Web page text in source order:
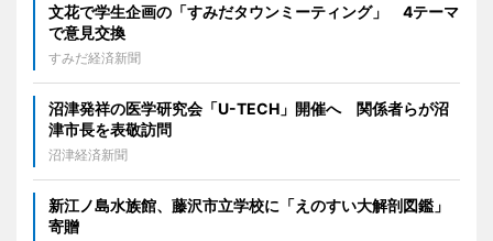
文花で学生企画の「すみだタウンミーティング」 4テーマ
で意見交換
すみだ経済新聞
沼津発祥の医学研究会「U-TECH」開催へ 関係者らが沼
津市長を表敬訪問
沼津経済新聞
新江ノ島水族館、藤沢市立学校に「えのすい大解剖図鑑」
寄贈